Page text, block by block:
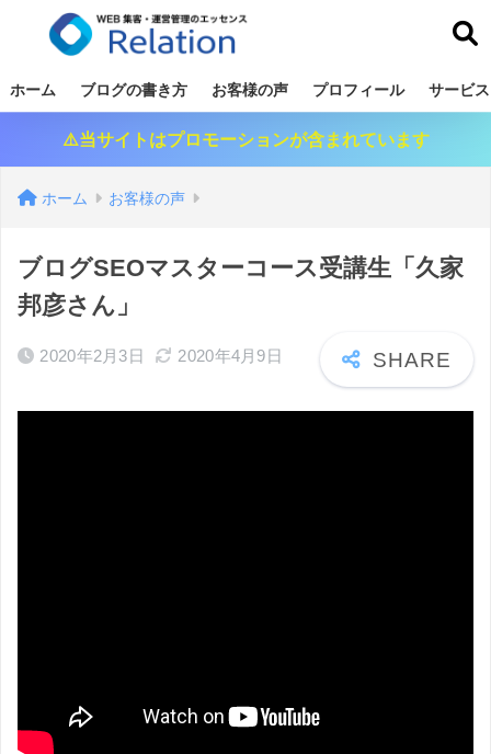
ホーム ブログの書き方 お客様の声 プロフィール サービ
⚠️当サイトはプロモーションが含まれています
ホーム お客様の声
ブログSEOマスターコース受講生「久家
邦彦さん」
2020年2月3日 2020年4月9日